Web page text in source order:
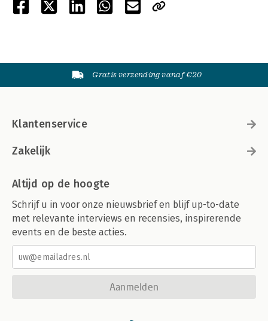
Gratis verzending vanaf €20
Klantenservice
Zakelijk
Altijd op de hoogte
Schrijf u in voor onze nieuwsbrief en blijf up-to-date
met relevante interviews en recensies, inspirerende
events en de beste acties.
Aanmelden